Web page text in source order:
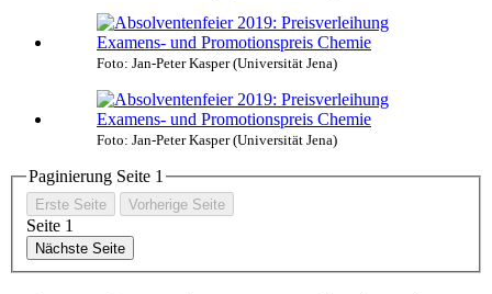
Foto: Jan-Peter Kasper (Universität Jena)
Foto: Jan-Peter Kasper (Universität Jena)
Paginierung Seite 1
Erste Seite Vorherige Seite
Seite 1
Nächste Seite